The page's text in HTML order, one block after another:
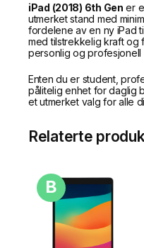
iPad (2018) 6th Gen er
utmerket stand med
fordelene av en ny iPad
med tilstrekkelig kraft og
personlig og profesjonell
Enten du er student,
pålitelig enhet for daglig
et utmerket valg for alle
Relaterte
B